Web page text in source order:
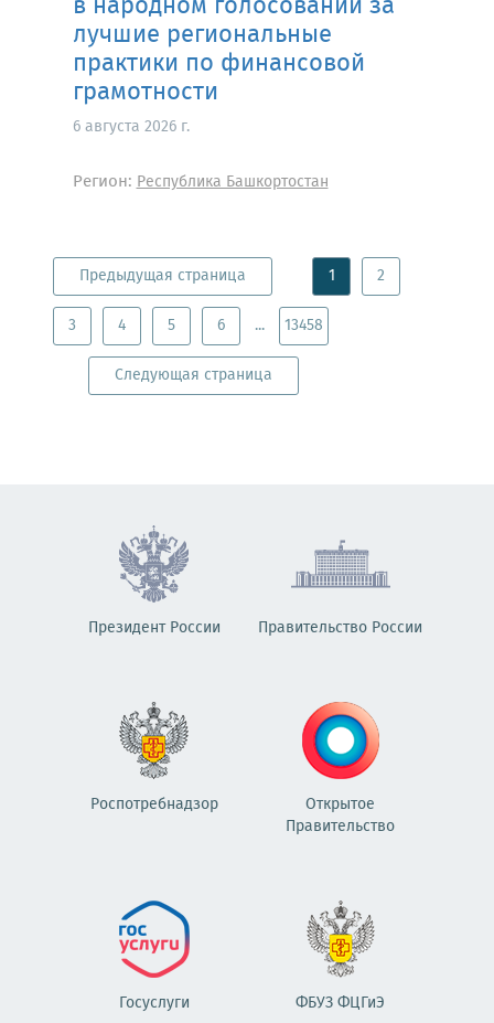
лучшие региональные
практики по финансовой
грамотности
6 августа 2026 г.
Регион:Республика Башкортостан
Предыдущая страница 1 2
3 4 5 6 ... 13458
Следующая страница
Президент России Правительство России
Роспотребнадзор
Открытое
Правительство
Госуслуги ФБУЗ ФЦГиЭ